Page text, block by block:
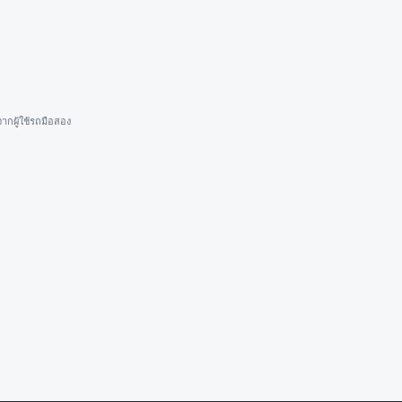
กผู้ใช้รถมือสอง